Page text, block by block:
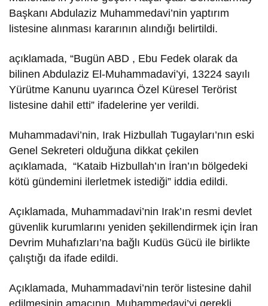
Başkanı Abdulaziz Muhammedavi’nin yaptırım
listesine alınması kararının alındığı belirtildi.
açıklamada, “Bugün ABD , Ebu Fedek olarak da
bilinen Abdulaziz El-Muhammadavi’yi, 13224 sayılı
Yürütme Kanunu uyarınca Özel Küresel Terörist
listesine dahil etti” ifadelerine yer verildi.
Muhammadavi’nin, Irak Hizbullah Tugayları’nın eski
Genel Sekreteri olduğuna dikkat çekilen
açıklamada, “Kataib Hizbullah’ın İran’ın bölgedeki
kötü gündemini ilerletmek istediği” iddia edildi.
Açıklamada, Muhammadavi’nin Irak’ın resmi devlet
güvenlik kurumlarını yeniden şekillendirmek için İran
Devrim Muhafızları’na bağlı Kudüs Gücü ile birlikte
çalıştığı da ifade edildi.
Açıklamada, Muhammadavi’nin terör listesine dahil
edilmesinin amacının, Muhammedavi’yi gerekli